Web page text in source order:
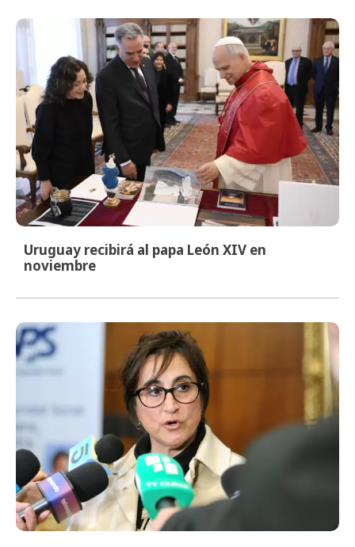
Uruguay recibirá al papa León XIV en
noviembre